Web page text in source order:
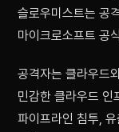
슬로우미스트는 공
마이크로소프트 공
공격자는 클라우드
민감한 클라우드
파이프라인 침투,